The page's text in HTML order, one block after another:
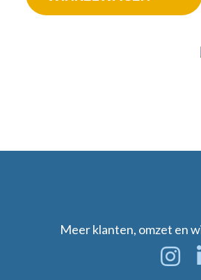
Meer klanten, omzet en